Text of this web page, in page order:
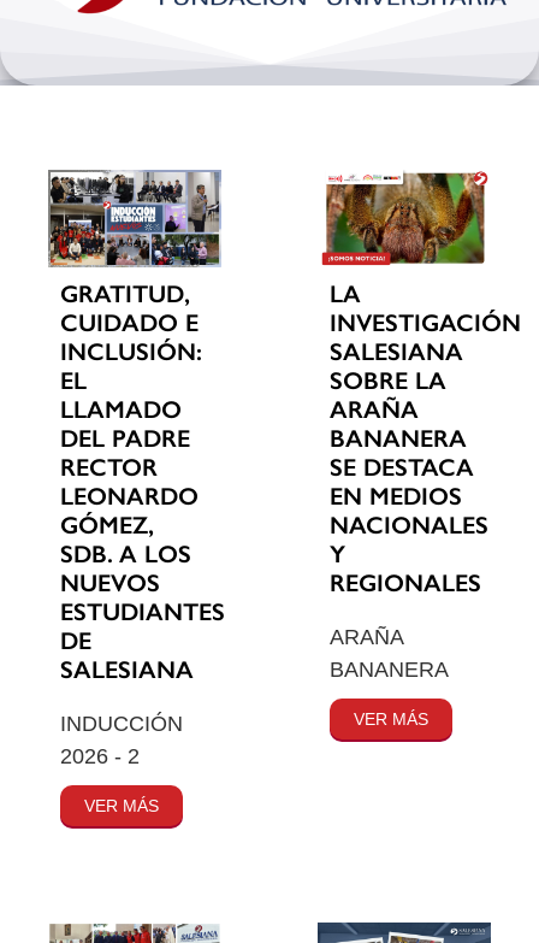
Investigación
Extension y desarrollo
GRATITUD,
CUIDADO E
INCLUSIÓN:
EL
LLAMADO
DEL PADRE
RECTOR
LEONARDO
GÓMEZ,
SDB. A LOS
NUEVOS
ESTUDIANTES
DE
SALESIANA
INDUCCIÓN
2026 - 2
VER MÁS
LA
INVESTIGACIÓN
SALESIANA
SOBRE LA
ARAÑA
BANANERA
SE DESTACA
EN MEDIOS
NACIONALES
Y
REGIONALES
ARAÑA
BANANERA
VER MÁS